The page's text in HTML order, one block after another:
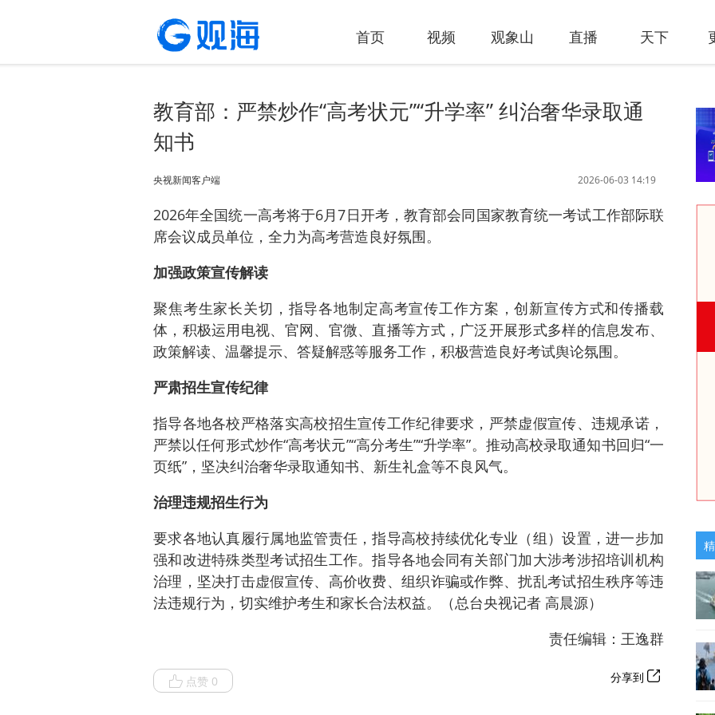
首页 视频 观象山 直播 天下
教育部：严禁炒作“高考状元”“升学率” 纠治奢华录取通
知书
2026-06-03 14:19
央视新闻客户端
2026年全国统一高考将于6月7日开考，教育部会同国家教育统一考试工作部际联
席会议成员单位，全力为高考营造良好氛围。
加强政策宣传解读
聚焦考生家长关切，指导各地制定高考宣传工作方案，创新宣传方式和传播载
体，积极运用电视、官网、官微、直播等方式，广泛开展形式多样的信息发布、
政策解读、温馨提示、答疑解惑等服务工作，积极营造良好考试舆论氛围。
严肃招生宣传纪律
指导各地各校严格落实高校招生宣传工作纪律要求，严禁虚假宣传、违规承诺，
严禁以任何形式炒作“高考状元”“高分考生”“升学率”。推动高校录取通知书回归“一
页纸”，坚决纠治奢华录取通知书、新生礼盒等不良风气。
治理违规招生行为
要求各地认真履行属地监管责任，指导高校持续优化专业（组）设置，进一步加
强和改进特殊类型考试招生工作。指导各地会同有关部门加大涉考涉招培训机构
治理，坚决打击虚假宣传、高价收费、组织诈骗或作弊、扰乱考试招生秩序等违
法违规行为，切实维护考生和家长合法权益。（总台央视记者 高晨源）
责任编辑：王逸群
点赞 0 分享到